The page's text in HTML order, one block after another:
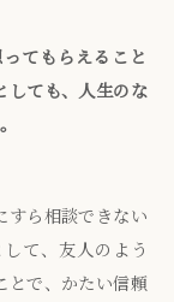
てもらえること
しても、人生のな
すら相談できない
て、友人のよう
で、かたい信頼